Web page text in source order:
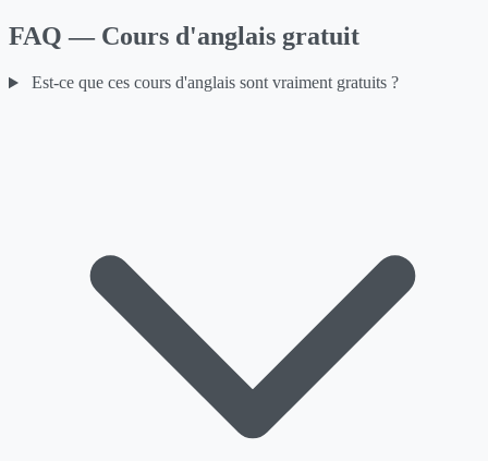
FAQ — Cours d'anglais gratuit
Est-ce que ces cours d'anglais sont vraiment gratuits ?